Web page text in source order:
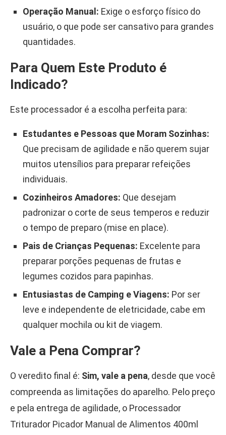
Operação Manual: Exige o esforço físico do
usuário, o que pode ser cansativo para grandes
quantidades.
Para Quem Este Produto é
Indicado?
Este processador é a escolha perfeita para:
Estudantes e Pessoas que Moram Sozinhas:
Que precisam de agilidade e não querem sujar
muitos utensílios para preparar refeições
individuais.
Cozinheiros Amadores: Que desejam
padronizar o corte de seus temperos e reduzir
o tempo de preparo (mise en place).
Pais de Crianças Pequenas: Excelente para
preparar porções pequenas de frutas e
legumes cozidos para papinhas.
Entusiastas de Camping e Viagens: Por ser
leve e independente de eletricidade, cabe em
qualquer mochila ou kit de viagem.
Vale a Pena Comprar?
O veredito final é: Sim, vale a pena, desde que você
compreenda as limitações do aparelho. Pelo preço
e pela entrega de agilidade, o Processador
Triturador Picador Manual de Alimentos 400ml